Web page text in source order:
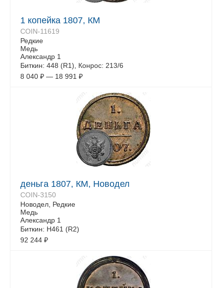
1 копейка 1807, КМ
COIN-11619
Редкие
Медь
Александр 1
Биткин: 448 (R1), Конрос: 213/6
8 040 ₽ — 18 991 ₽
деньга 1807, КМ, Новодел
COIN-3150
Новодел, Редкие
Медь
Александр 1
Биткин: Н461 (R2)
92 244 ₽